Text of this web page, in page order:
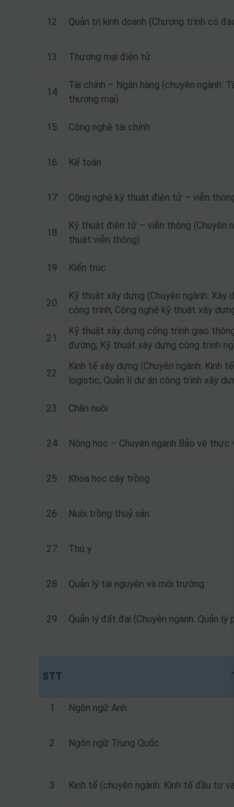
12 Quản trị kinh doanh (Chương trình có
13 Thương mại điện tử
14
Tài chính – Ngân hàng (chuyên ngành:
thương mại)
15 Công nghệ tài chính
16 Kế toán
17 Công nghệ kỹ thuật điện tử – viễn
18
Kỹ thuật điện tử – viễn thông (Chuyên
thuật viễn thông)
19 Kiến trúc
20
Kỹ thuật xây dựng (Chuyên ngành: Xây
công trình; Công nghệ kỹ thuật xây
21
Kỹ thuật xây dựng công trình giao
đường; Kỹ thuật xây dựng công trình
22
Kinh tế xây dựng (Chuyên ngành: Kinh
logistic, Quản lí dự án công trình xây
23 Chăn nuôi
24 Nông học – Chuyên ngành Bảo vệ thực
25 Khoa học cây trồng
26 Nuôi trồng thuỷ sản
27 Thú y
28 Quản lý tài nguyên và môi trường
29 Quản lý đất đai (Chuyên ngành: Quản
STT
1
Ngôn ngữ Anh
2 Ngôn ngữ Trung Quốc
3 Kinh tế (chuyên ngành: Kinh tế đầu tư